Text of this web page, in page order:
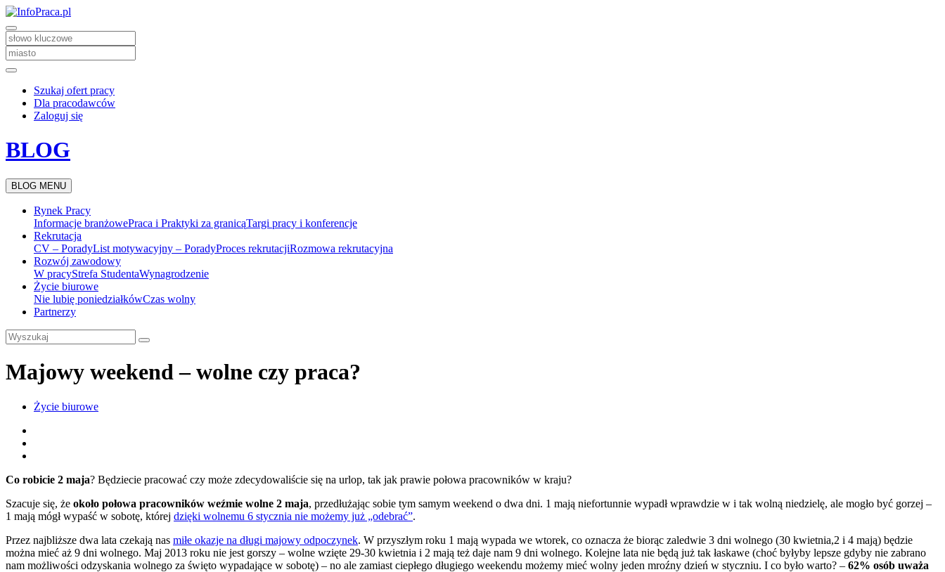
Szukaj ofert pracy
Dla pracodawców
Zaloguj się
BLOG
BLOG MENU
Rynek Pracy
Informacje branżowePraca i Praktyki za granicąTargi pracy i konferencje
Rekrutacja
CV – PoradyList motywacyjny – PoradyProces rekrutacjiRozmowa rekrutacyjna
Rozwój zawodowy
W pracyStrefa StudentaWynagrodzenie
Życie biurowe
Nie lubię poniedziałkówCzas wolny
Partnerzy
Majowy weekend – wolne czy praca?
Życie biurowe
Co robicie 2 maja? Będziecie pracować czy może zdecydowaliście się na urlop, tak jak prawie połowa pracowników w kraju?
Szacuje się, że około połowa pracowników weźmie wolne 2 maja, przedłużając sobie tym samym weekend o dwa dni. 1 mają niefortunnie wypadł wprawdzie w i tak wolną niedzielę, ale mogło być gorzej –
1 mają mógł wypaść w sobotę, której dzięki wolnemu 6 stycznia nie możemy już „odebrać”.
Przez najbliższe dwa lata czekają nas miłe okazje na długi majowy odpoczynek. W przyszłym roku 1 mają wypada we wtorek, co oznacza że biorąc zaledwie 3 dni wolnego (30 kwietnia,2 i 4 mają) będzie
można mieć aż 9 dni wolnego. Maj 2013 roku nie jest gorszy – wolne wzięte 29-30 kwietnia i 2 mają też daje nam 9 dni wolnego. Kolejne lata nie będą już tak łaskawe (choć byłyby lepsze gdyby nie zabrano
nam możliwości odzyskania wolnego za święto wypadające w sobotę) – no ale zamiast ciepłego długiego weekendu możemy mieć wolny jeden mroźny dzień w styczniu. I co było warto? – 62% osób uważa